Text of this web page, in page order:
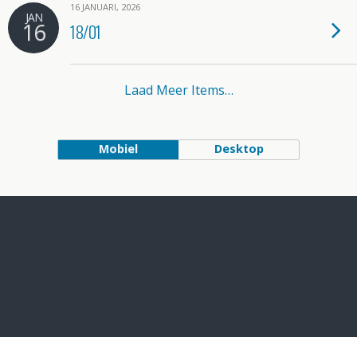
JAN
16
16 JANUARI, 2026
18/01
Laad Meer Items…
Mobiel Desktop